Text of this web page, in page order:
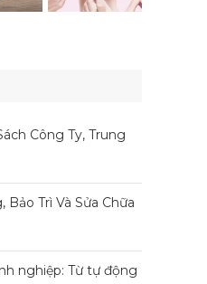
Công Ty, Trung
Trì Và Sửa Chữa
nghiệp: Từ tự động